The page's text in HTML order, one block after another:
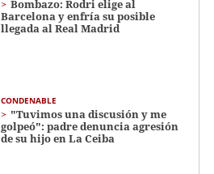
Bombazo: Rodri elige al
Barcelona y enfría su posible
llegada al Real Madrid
CONDENABLE
"Tuvimos una discusión y me
golpeó": padre denuncia agresión
de su hijo en La Ceiba